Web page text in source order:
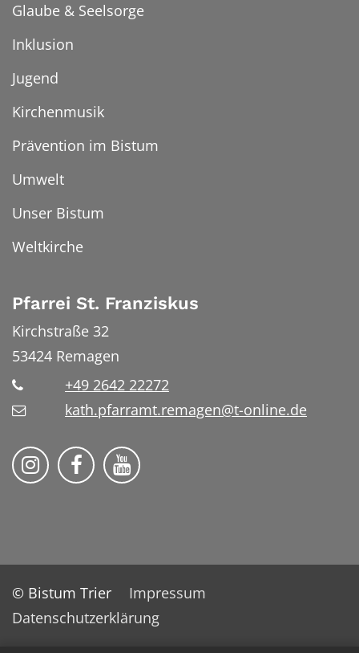
Glaube & Seelsorge
Inklusion
Jugend
Kirchenmusik
Prävention im Bistum
Umwelt
Unser Bistum
Weltkirche
Pfarrei St. Franziskus
Kirchstraße 32
53424 Remagen
+49 2642 22272
kath.pfarramt.remagen@t-online.de
Pfarrei St. Franziskus Remagen auf
Pfarrei St. Franziskus
© Bistum Trier
Impressum
Datenschutzerklärung